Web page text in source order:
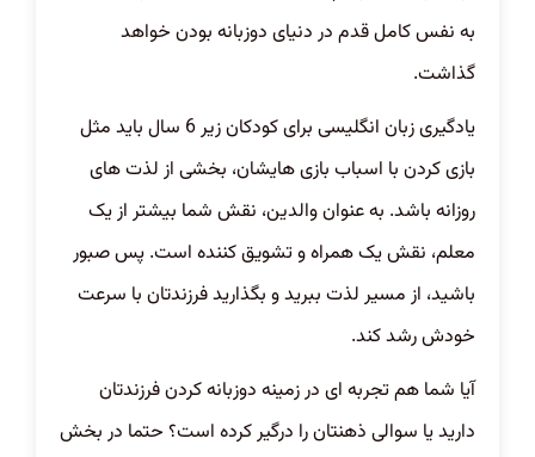
به نفس کامل قدم در دنیای دوزبانه بودن خواهد
گذاشت.
یادگیری زبان انگلیسی برای کودکان زیر 6 سال باید مثل
بازی کردن با اسباب بازی هایشان، بخشی از لذت های
روزانه باشد. به عنوان والدین، نقش شما بیشتر از یک
معلم، نقش یک همراه و تشویق کننده است. پس صبور
باشید، از مسیر لذت ببرید و بگذارید فرزندتان با سرعت
خودش رشد کند.
آیا شما هم تجربه ای در زمینه دوزبانه کردن فرزندتان
دارید یا سوالی ذهنتان را درگیر کرده است؟ حتما در بخش